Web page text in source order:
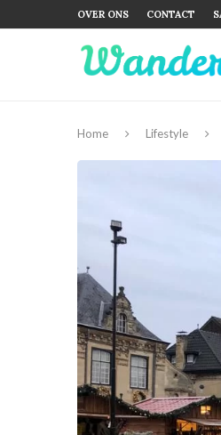
OVER ONS CONTACT
Home Lifestyle